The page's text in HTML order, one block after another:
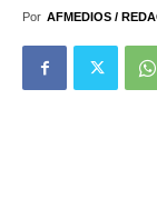
Por AFMEDIOS /